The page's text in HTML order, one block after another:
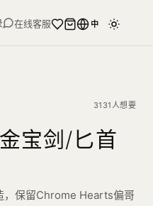
在线客服 中
3131人想要
宝剑/匕首
，保留Chrome Hearts偏哥